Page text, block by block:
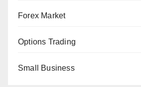
Forex Market
Options Trading
Small Business